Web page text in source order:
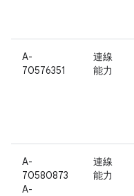
A-
70576351
連線
能力
A-
70580873
A-
連線
能力